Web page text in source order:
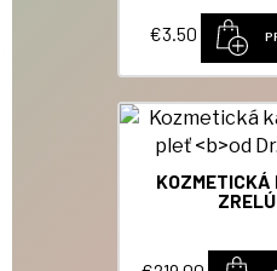
€3.50